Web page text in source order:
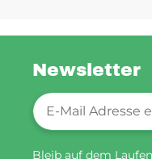
Newsletter
Newsletter-
Bleib auf dem